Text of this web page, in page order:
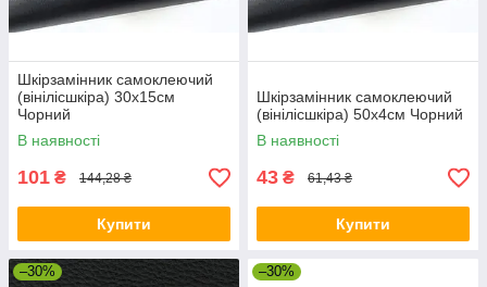
Шкірзамінник самоклеючий
(вінілісшкіра) 30х15см
Чорний
В наявності
101 ₴ 144,28 ₴
Купити
Шкірзамінник самоклеючий
(вінілісшкіра) 50х4см Чорний
В наявності
43 ₴ 61,43 ₴
Купити
–30% –30%